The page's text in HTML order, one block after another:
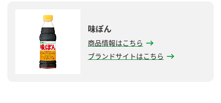
味ぽん
商品情報はこちら
ブランドサイトはこちら